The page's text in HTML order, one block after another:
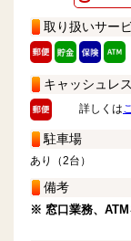
取り扱いサー
キャッシュレス
詳しくは
駐車場
あり（2台）
備考
※ 窓口業務、ATM